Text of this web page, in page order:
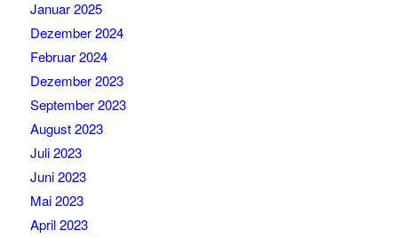
Januar 2025
Dezember 2024
Februar 2024
Dezember 2023
September 2023
August 2023
Juli 2023
Juni 2023
Mai 2023
April 2023